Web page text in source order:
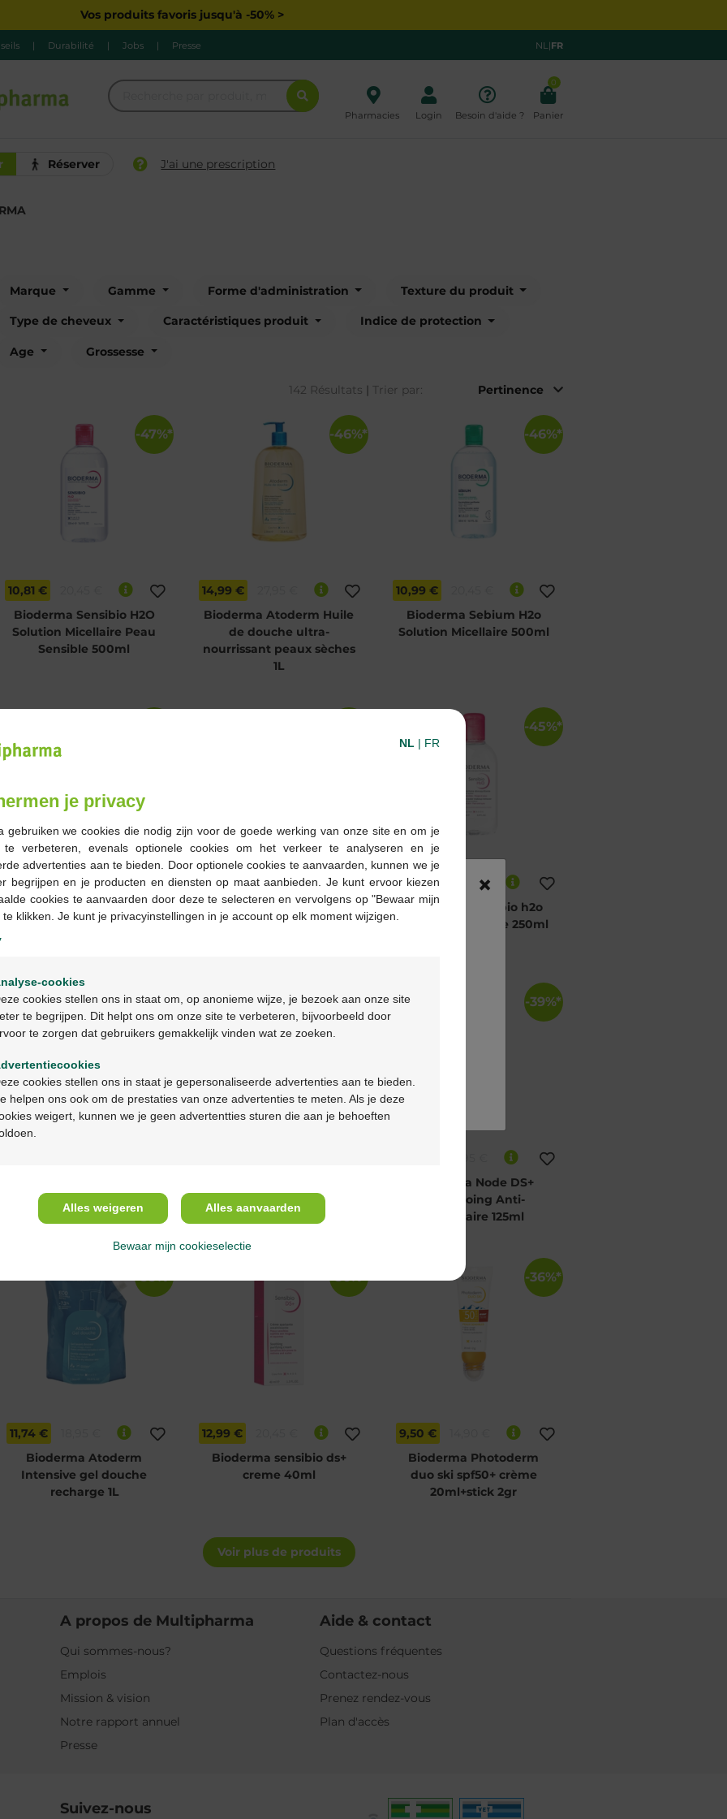
Vos produits favoris jusqu'à -50% >
| Durabilité | Jobs | Presse NL|FR
Pharmacies Login Besoin d'aide ?
0
Panier
Réserver J'ai une prescription
Marque Gamme Forme d'administration Texture du produit
Type de cheveux Caractéristiques produit Indice de protection
Age Grossesse
142 Résultats | Trier par:
-47%*
10,81 €
Bioderma Sensibio H2O
Solution Micellaire Peau
Sensible 500ml
-46%*
14,99 €
Bioderma Atoderm Huile
de douche ultra-
nourrissant peaux sèches
1L
-46%*
10,99 €
Bioderma Sebium H2o
Solution Micellaire 500ml
12,89 €
23,45 €
Bioderma Atoderm Gel
Douche Nettoyant Ultra-
12,89 €
23,45 €
Bioderma Sensibio H2O
Eau Micellaire à Pompe
-45%*
8,45 €
15,45 €
Bioderma Sensibio h2o
solution micellaire 250ml
-43%*
intensive baume 500ml
-42%*
De Douche recharge 1L
-39%*
Bioderma Node DS+
Shampoing Anti-
Pelliculaire 125ml
11,74 €
Bioderma Atoderm
Intensive gel douche
recharge 1L
12,99 €
Bioderma sensibio ds+
creme 40ml
-36%*
9,50 €
Bioderma Photoderm
duo ski spf50+ crème
20ml+stick 2gr
Voir plus de produits
A propos de Multipharma
Qui sommes-nous?
Emplois
Mission & vision
Notre rapport annuel
Presse
Aide & contact
Questions fréquentes
Contactez-nous
Prenez rendez-vous
Plan d'accès
Suivez-nous
×
Ga verder in het nederlands
NL | FR
je privacy
gebruiken we cookies die nodig zijn voor de goede werking van onze site en om je
te verbeteren, evenals optionele cookies om het verkeer te analyseren en je
advertenties aan te bieden. Door optionele cookies te aanvaarden, kunnen we je
begrijpen en je producten en diensten op maat aanbieden. Je kunt ervoor kiezen
cookies te aanvaarden door deze te selecteren en vervolgens op "Bewaar mijn
klikken. Je kunt je privacyinstellingen in je account op elk moment wijzigen.
cookies
cookies stellen ons in staat om, op anonieme wijze, je bezoek aan onze site
te begrijpen. Dit helpt ons om onze site te verbeteren, bijvoorbeeld door
te zorgen dat gebruikers gemakkelijk vinden wat ze zoeken.
cookies stellen ons in staat je gepersonaliseerde advertenties aan te bieden.
helpen ons ook om de prestaties van onze advertenties te meten. Als je deze
weigert, kunnen we je geen advertentties sturen die aan je behoeften
Alles weigeren Alles aanvaarden
Bewaar mijn cookieselectie